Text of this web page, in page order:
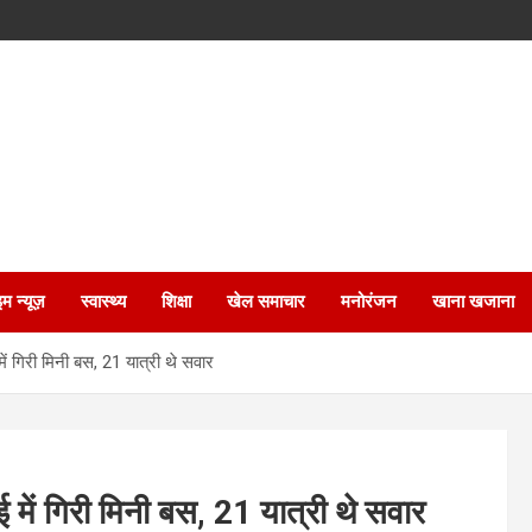
न्यूज़ स्वास्थ्य शिक्षा खेल समाचार मनोरंजन खाना खजाना
मिनी बस, 21 यात्री थे सवार
गिरी मिनी बस, 21 यात्री थे सवार